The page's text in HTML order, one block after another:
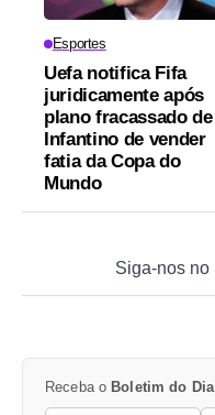
Esportes
Uefa notifica Fifa
juridicamente após
plano fracassado de
Infantino de vender
fatia da Copa do
Mundo
Siga-nos no
Receba o Boletim do Dia